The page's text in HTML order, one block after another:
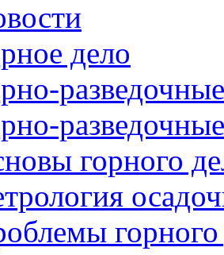
дело
горного
горного